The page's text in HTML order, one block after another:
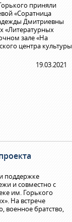
приняли
«Соратница
Дмитриевны
«Литературных
зале «На
центра культуры
19.03.2021
поддержке
и совместно с
им. Горького
На встрече
военное братство,